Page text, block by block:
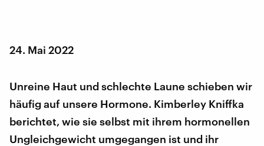
24. Mai 2022
Unreine Haut und schlechte Laune schieben wir
häufig auf unsere Hormone. Kimberley Kniffka
berichtet, wie sie selbst mit ihrem hormonellen
Ungleichgewicht umgegangen ist und ihr